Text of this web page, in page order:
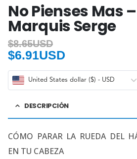
No Pienses Mas –
Marquis Serge
$8.65USD
$6.91USD
United States dollar ($) - USD
DESCRIPCIÓN
CÓMO PARAR LA RUEDA DEL
EN TU CABEZA